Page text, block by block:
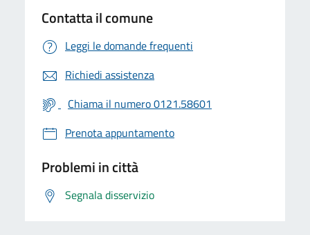
Contatta il comune
Leggi le domande frequenti
Richiedi assistenza
Chiama il numero 0121.58601
Prenota appuntamento
Problemi in città
Segnala disservizio